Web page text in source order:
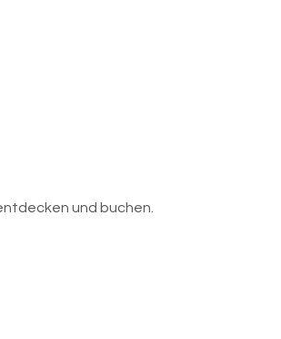
und buchen.